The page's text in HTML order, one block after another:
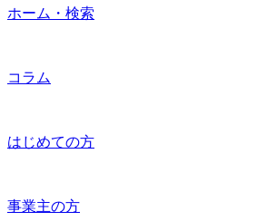
ホーム・検索
コラム
はじめての方
事業主の方